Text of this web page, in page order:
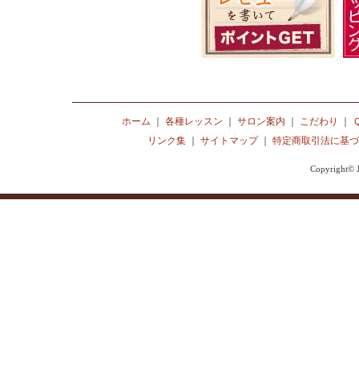
ホーム 各種レッスン サロン案内 こだわり
リンク集
サイトマップ｜ 特定商取引法に基
Copyright©